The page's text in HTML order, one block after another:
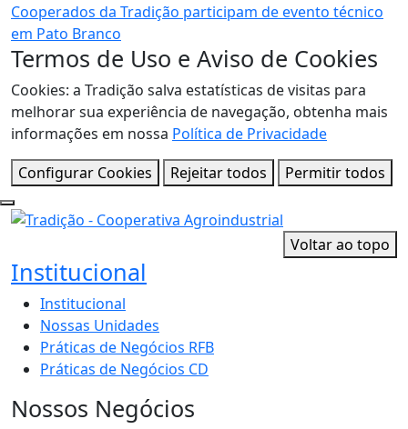
Cooperados da Tradição participam de evento técnico
em Pato Branco
Termos de Uso e Aviso de Cookies
Cookies: a Tradição salva estatísticas de visitas para
melhorar sua experiência de navegação, obtenha mais
informações em nossa Política de Privacidade
Configurar Cookies
Rejeitar todos Permitir todos
Voltar ao topo
Institucional
Institucional
Nossas Unidades
Práticas de Negócios RFB
Práticas de Negócios CD
Nossos Negócios